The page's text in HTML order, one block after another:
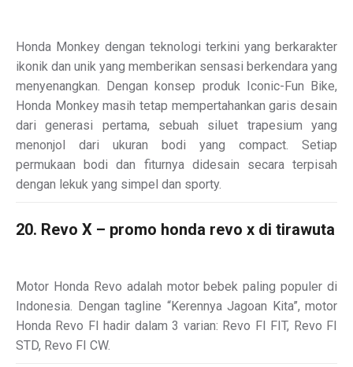
Honda Monkey dengan teknologi terkini yang berkarakter
ikonik dan unik yang memberikan sensasi berkendara yang
menyenangkan. Dengan konsep produk Iconic-Fun Bike,
Honda Monkey masih tetap mempertahankan garis desain
dari generasi pertama, sebuah siluet trapesium yang
menonjol dari ukuran bodi yang compact. Setiap
permukaan bodi dan fiturnya didesain secara terpisah
dengan lekuk yang simpel dan sporty.
20. Revo X – promo honda revo x di tirawuta
Motor Honda Revo adalah motor bebek paling populer di
Indonesia. Dengan tagline “Kerennya Jagoan Kita”, motor
Honda Revo FI hadir dalam 3 varian: Revo FI FIT, Revo FI
STD, Revo FI CW.